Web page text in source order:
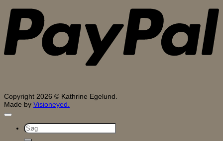
Copyright 2026 © Kathrine Egelund.
Made by Visioneyed.
Søg
efter: